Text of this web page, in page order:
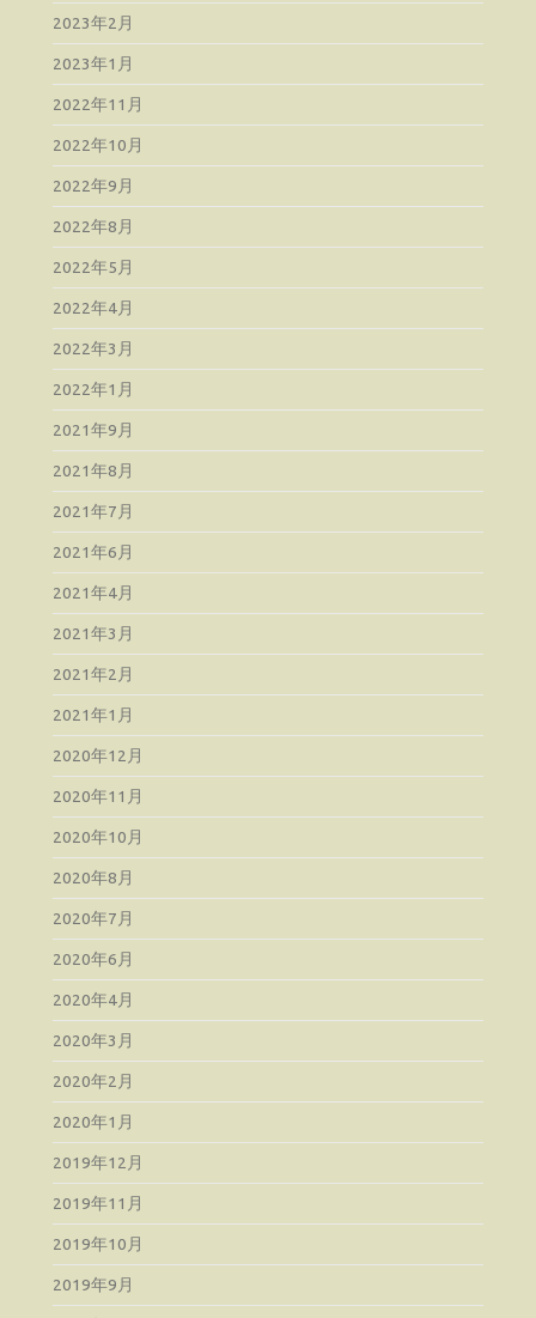
2023年2月
2023年1月
2022年11月
2022年10月
2022年9月
2022年8月
2022年5月
2022年4月
2022年3月
2022年1月
2021年9月
2021年8月
2021年7月
2021年6月
2021年4月
2021年3月
2021年2月
2021年1月
2020年12月
2020年11月
2020年10月
2020年8月
2020年7月
2020年6月
2020年4月
2020年3月
2020年2月
2020年1月
2019年12月
2019年11月
2019年10月
2019年9月